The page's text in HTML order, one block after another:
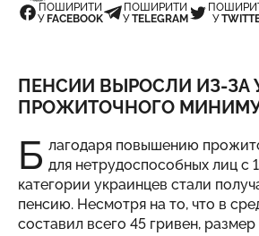
ПОШИРИТИ
У FACEBOOK
ПОШИРИТИ
УTELEGRAM
У
ПЕНСИИ ВЫРОСЛИ ИЗ-ЗА
ПРОЖИТОЧНОГО
Б лагодаря повышению
для нетрудоспособных лиц с
категории украинцев стали
пенсию. Несмотря на то, что в
составил всего 45 гривен,